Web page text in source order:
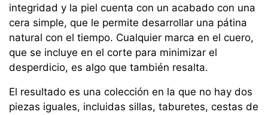
integridad y la piel cuenta con un acabado con una
cera simple, que le permite desarrollar una pátina
natural con el tiempo. Cualquier marca en el cuero,
que se incluye en el corte para minimizar el
desperdicio, es algo que también resalta.
El resultado es una colección en la que no hay dos
piezas iguales, incluidas sillas, taburetes, cestas de